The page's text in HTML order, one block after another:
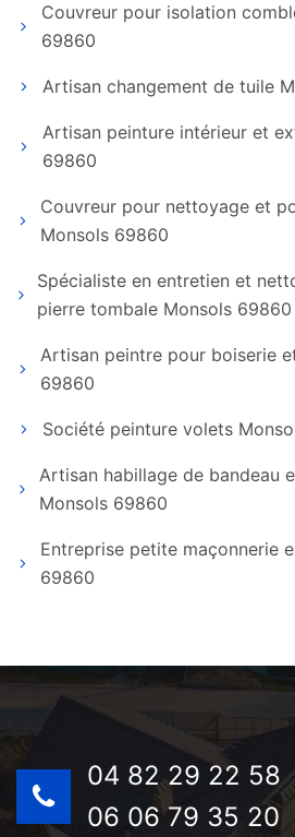
Couvreur pour isolation
69860
Artisan changement de tuile
Artisan peinture intérieur et
69860
Couvreur pour nettoyage et
Monsols 69860
Spécialiste en entretien et
pierre tombale Monsols 69860
Artisan peintre pour boiserie
69860
Société peinture volets
Artisan habillage de bandeau
Monsols 69860
Entreprise petite maçonnerie
69860
04 82 29 22 58
06 06 79 35 20